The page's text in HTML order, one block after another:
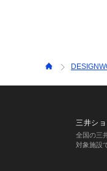
三井シ
全国の三
対象施設